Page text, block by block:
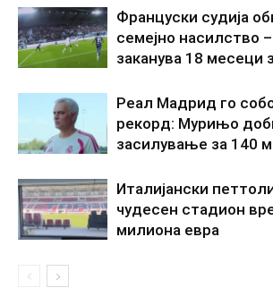
Француски судија
семејно насилство
заканува 18 месеци
Реал Мадрид го
рекорд: Мурињо
засилување за 140
Италијански
чудесен стадион
милиона евра